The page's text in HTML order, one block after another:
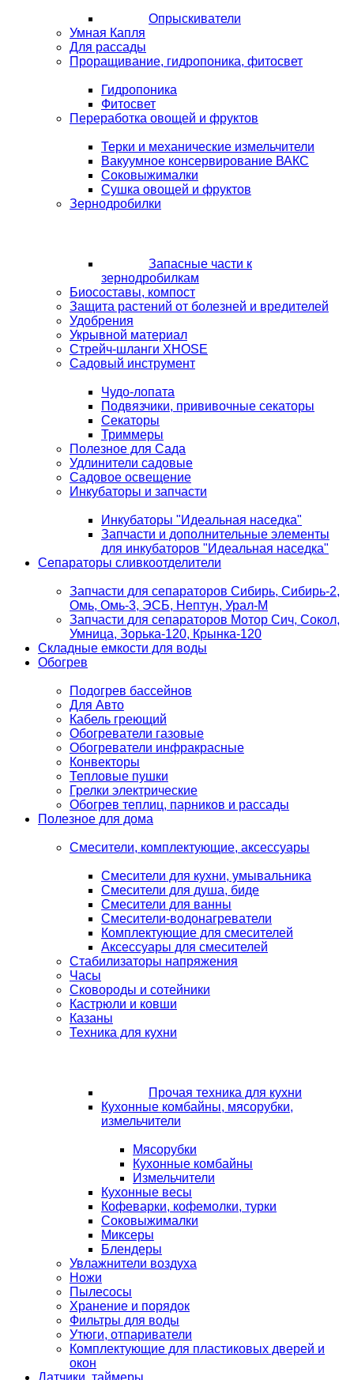
Опрыскиватели
Умная Капля
Для рассады
Проращивание, гидропоника, фитосвет
Гидропоника
Фитосвет
Переработка овощей и фруктов
Терки и механические измельчители
Вакуумное консервирование ВАКС
Соковыжималки
Сушка овощей и фруктов
Зернодробилки
Запасные части к
зернодробилкам
Биосоставы, компост
Защита растений от болезней и вредителей
Удобрения
Укрывной материал
Стрейч-шланги XHOSE
Садовый инструмент
Чудо-лопата
Подвязчики, прививочные секаторы
Секаторы
Триммеры
Полезное для Сада
Удлинители садовые
Садовое освещение
Инкубаторы и запчасти
Инкубаторы "Идеальная наседка"
Запчасти и дополнительные элементы
для инкубаторов "Идеальная наседка"
Сепараторы сливкоотделители
Запчасти для сепараторов Сибирь, Сибирь-2,
Омь, Омь-3, ЭСБ, Нептун, Урал-М
Запчасти для сепараторов Мотор Сич, Сокол,
Умница, Зорька-120, Крынка-120
Складные емкости для воды
Обогрев
Подогрев бассейнов
Для Авто
Кабель греющий
Обогреватели газовые
Обогреватели инфракрасные
Конвекторы
Тепловые пушки
Грелки электрические
Обогрев теплиц, парников и рассады
Полезное для дома
Смесители, комплектующие, аксессуары
Смесители для кухни, умывальника
Смесители для душа, биде
Смесители для ванны
Смесители-водонагреватели
Комплектующие для смесителей
Аксессуары для смесителей
Стабилизаторы напряжения
Часы
Сковороды и сотейники
Кастрюли и ковши
Казаны
Техника для кухни
Прочая техника для кухни
Кухонные комбайны, мясорубки,
измельчители
Мясорубки
Кухонные комбайны
Измельчители
Кухонные весы
Кофеварки, кофемолки, турки
Соковыжималки
Миксеры
Блендеры
Увлажнители воздуха
Ножи
Пылесосы
Хранение и порядок
Фильтры для воды
Утюги, отпариватели
Комплектующие для пластиковых дверей и
окон
Датчики, таймеры